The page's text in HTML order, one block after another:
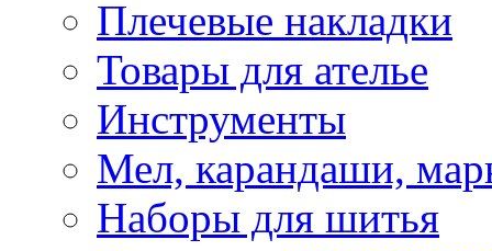
Плечевые накладки
Товары для ателье
Инструменты
Мел, карандаши,
Наборы для шитья